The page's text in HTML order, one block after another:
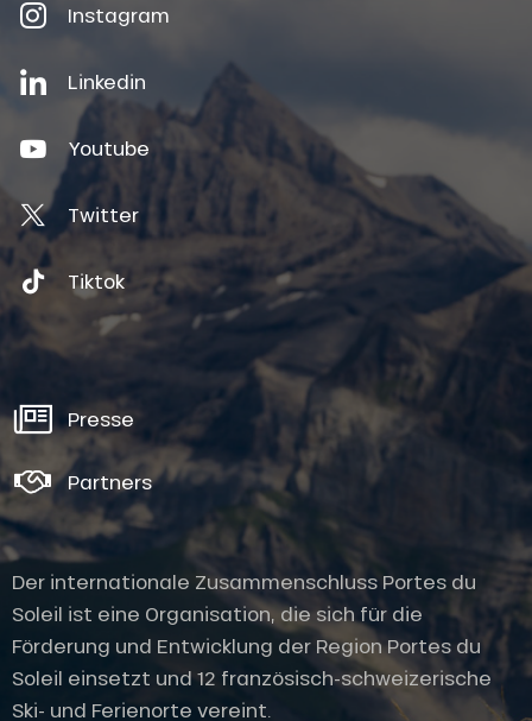
Instagram
Linkedin
Youtube
Twitter
Tiktok
Presse
Partners
Der internationale Zusammenschluss Portes du
Soleil ist eine Organisation, die sich für die
Förderung und Entwicklung der Region Portes du
Soleil einsetzt und 12 französisch-schweizerische
Ski- und Ferienorte vereint.